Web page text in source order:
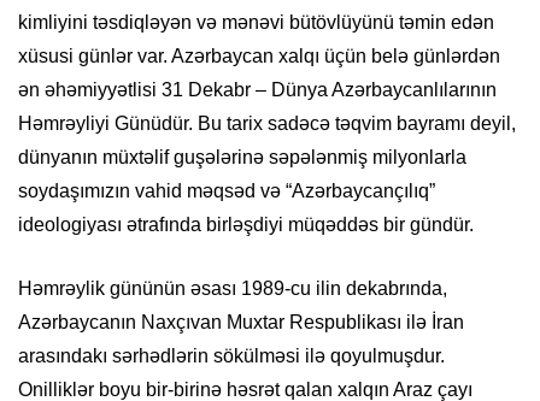
kimliyini təsdiqləyən və mənəvi bütövlüyünü təmin edən
xüsusi günlər var. Azərbaycan xalqı üçün belə günlərdən
ən əhəmiyyətlisi 31 Dekabr – Dünya Azərbaycanlılarının
Həmrəyliyi Günüdür. Bu tarix sadəcə təqvim bayramı deyil,
dünyanın müxtəlif guşələrinə səpələnmiş milyonlarla
soydaşımızın vahid məqsəd və “Azərbaycançılıq”
ideologiyası ətrafında birləşdiyi müqəddəs bir gündür.
Həmrəylik gününün əsası 1989-cu ilin dekabrında,
Azərbaycanın Naxçıvan Muxtar Respublikası ilə İran
arasındakı sərhədlərin sökülməsi ilə qoyulmuşdur.
Onilliklər boyu bir-birinə həsrət qalan xalqın Araz çayı